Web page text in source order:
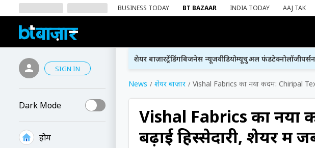
BUSINESS TODAY BT BAZAAR INDIA TODAY AAJ TAK
SIGN IN
Dark Mode
होम
शेयर बाज़ारट्रेंडिंगबिजनेस न्यूजवीडियोम्यूचुअल फंडटेक्नोलॉजी
News शेयर बाज़ार Vishal Fabrics का नया कदम: Chiripal
Vishal Fabrics का नया
बढ़ाई हिस्सेदारी, शेयर में